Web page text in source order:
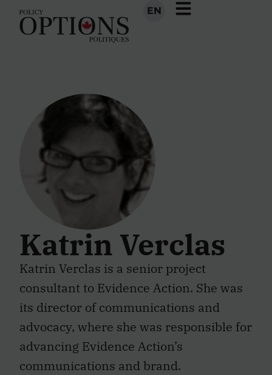
EN
Katrin Verclas
Katrin Verclas is a senior project
consultant to Evidence Action. She was
its director of communications and
advocacy, where she was responsible for
advancing Evidence Action’s
communications and brand.